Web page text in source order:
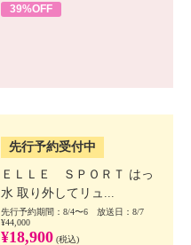
39%OFF
先行予約受付中
ＥＬＬＥ ＳＰＯＲＴ はっ
水 取り外してリュ...
先行予約期間：8/4〜6 放送日：8/7
¥44,000
¥18,900 (税込)